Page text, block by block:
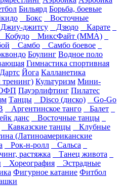
Бильярд Борьба, боевые
Бокс
Восточные
джитсу Дзюдо
Карате
Кобудо
МиксФайт (ММА)
Самбо
Самбо боевое
Боулинг Водное поло
Гимнастика спортивная
Дартс Йога Калланетика
Культуризм Мини-
Пауэрлифтинг Пилатес
Танцы Disco (диско)
Go-Go
Аргентинское танго
Балет
данс
Восточные танцы
Кавказские танцы
Клубные
(Латиноамериканские
Рок-н-ролл
Сальса
растяжка
Танец живота
Хореография
Эстрадные
Фигурное катание Фитбол